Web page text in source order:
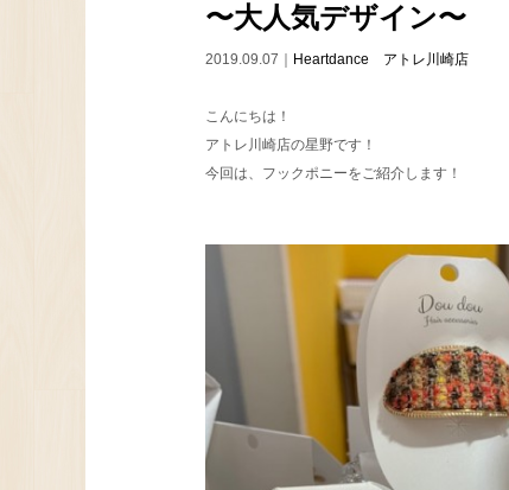
〜大人気デザイン〜
2019.09.07｜ Heartdance アトレ川崎店
こんにちは！
アトレ川崎店の星野です！
今回は、フックポニーをご紹介します！